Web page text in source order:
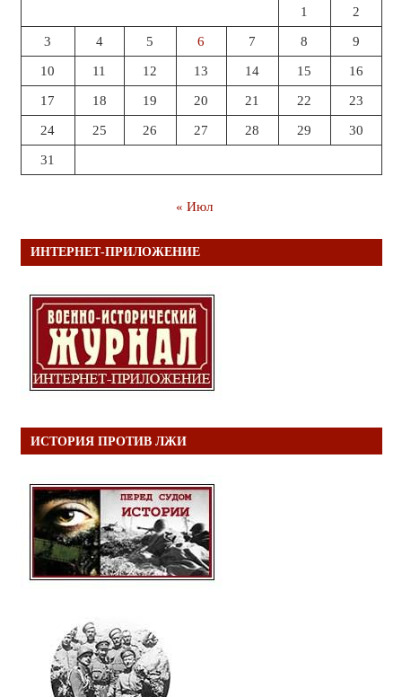
1 2
3 4 5 6 7 8 9
10 11 12 13 14 15 16
17 18 19 20 21 22 23
24 25 26 27 28 29 30
31
« Июл
ИНТЕРНЕТ-ПРИЛОЖЕНИЕ
ИСТОРИЯ ПРОТИВ ЛЖИ